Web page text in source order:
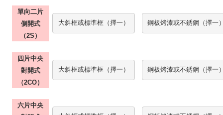
單向二片
側開式
（2S ）
大斜框或標準框（擇一） 鋼板烤漆或不銹鋼（擇一
四片中央
對開式
（2CO）
大斜框或標準框（擇一） 鋼板烤漆或不銹鋼（擇一
六片中央